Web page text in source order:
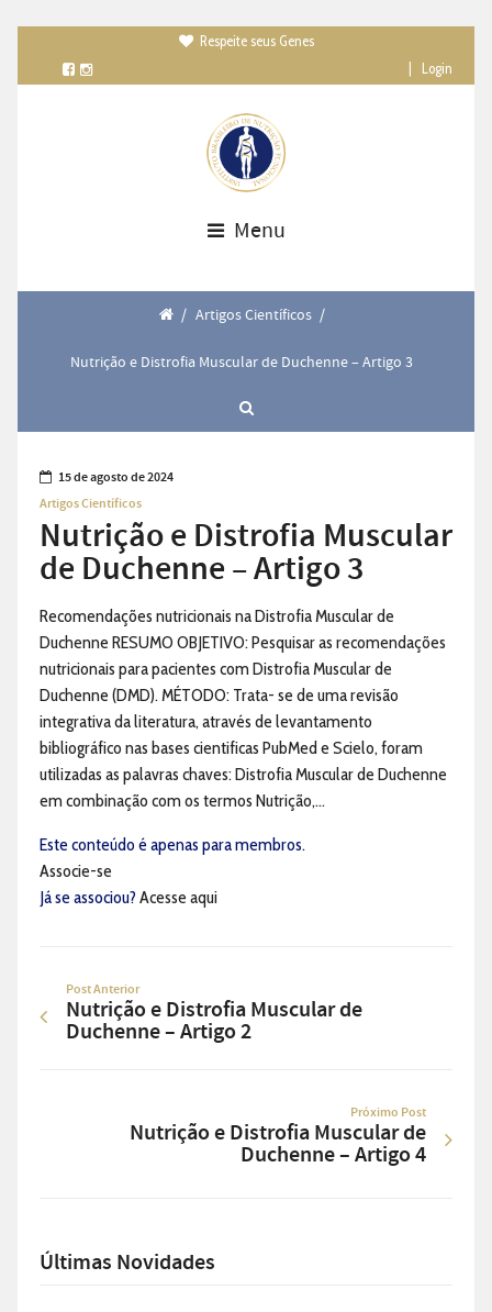
Respeite seus Genes
Login
Menu
/ Artigos Científicos /
Nutrição e Distrofia Muscular de Duchenne – Artigo 3
15 de agosto de 2024
Artigos Científicos
Nutrição e Distrofia Muscular
de Duchenne – Artigo 3
Recomendações nutricionais na Distrofia Muscular de
Duchenne RESUMO OBJETIVO: Pesquisar as recomendações
nutricionais para pacientes com Distrofia Muscular de
Duchenne (DMD). MÉTODO: Trata- se de uma revisão
integrativa da literatura, através de levantamento
bibliográfico nas bases cientificas PubMed e Scielo, foram
utilizadas as palavras chaves: Distrofia Muscular de Duchenne
em combinação com os termos Nutrição,...
Este conteúdo é apenas para membros.
Associe-se
Já se associou? Acesse aqui
Post Anterior
Nutrição e Distrofia Muscular de
Duchenne – Artigo 2
Próximo Post
Nutrição e Distrofia Muscular de
Duchenne – Artigo 4
Últimas Novidades